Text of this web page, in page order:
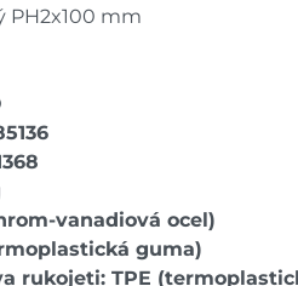
PH2x100 mm
vanadiová ocel)
guma)
rukojeti: TPE